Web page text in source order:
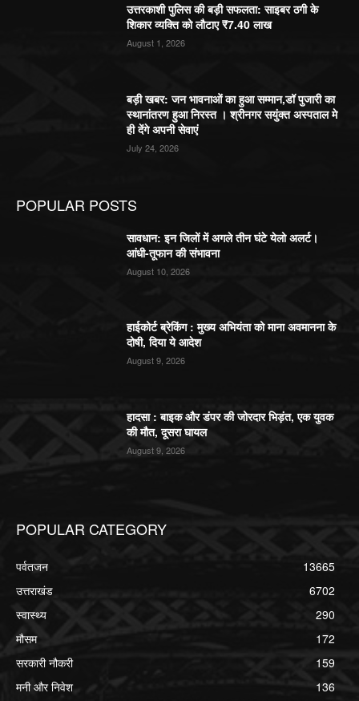
उत्तरकाशी पुलिस की बड़ी सफलता: साइबर ठगी के
शिकार व्यक्ति को लौटाए ₹7.40 लाख
August 1, 2026
बड़ी खबर: जन भावनाओं का हुआ सम्मान,डॉ पुजारी का
स्थानांतरण हुआ निरस्त । श्रीनगर सयुंक्त अस्पताल मे
ही देंगे अपनी सेवाएं
July 24, 2026
POPULAR POSTS
सावधान: इन जिलों में अगले तीन घंटे येलो अलर्ट।
आंधी-तूफान की संभावना
August 10, 2026
हाईकोर्ट ब्रेकिंग : मुख्य अभियंता को माना अवमानना के
दोषी, दिया ये आदेश
August 9, 2026
हादसा : बाइक और डंपर की जोरदार भिड़ंत, एक युवक
की मौत, दूसरा घायल
August 9, 2026
POPULAR CATEGORY
पर्वतजन
13665
उत्तराखंड
6702
स्वास्थ्य
290
मौसम
172
सरकारी नौकरी
159
मनी और निवेश
136